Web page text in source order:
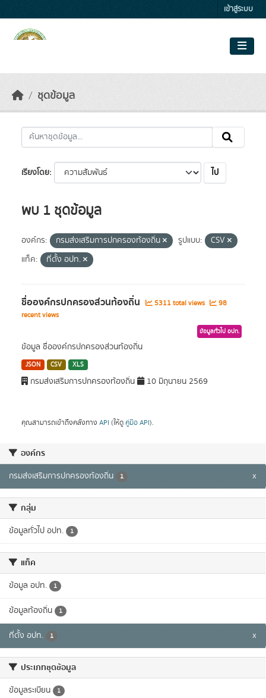
เข้าสู่ระบบ
ชุดข้อมูล
องค์กร
กรมส่งเสริมการปกครองท้องถิ่น 1 x
กลุ่ม
ข้อมูลทั่วไป อปท. 1
แท็ค
ข้อมูล อปท. 1
ข้อมูลท้องถิ่น 1
ที่ตั้ง อปท. 1 x
ประเภทชุดข้อมูล
ข้อมูลระเบียน 1
เรียงโดย ไป
พบ 1 ชุดข้อมูล
องค์กร: กรมส่งเสริมการปกครองท้องถิ่น รูปแบบ:
CSV
แท็ค:
ที่ตั้ง อปท.
ชื่อองค์กรปกครองส่วนท้องถิ่น 5311 total views
98
recent views
ข้อมูลทั่วไป อปท.
ข้อมูล ชื่อองค์กรปกครองส่วนท้องถิ่น
JSON CSV XLS
กรมส่งเสริมการปกครองท้องถิ่น 10 มิถุนายน 2569
คุณสามารถเข้าถึงคลังทาง API (ให้ดู คู่มือ API).